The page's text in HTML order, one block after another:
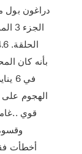
دراغون بول
بأنه كان
في
الهجوم
قوي
أخطأت